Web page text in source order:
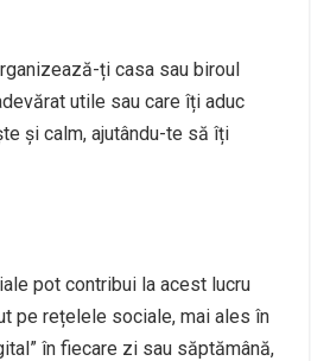
ți casa sau biroul
utile sau care îți aduc
și calm, ajutându-te să îți
pot contribui la acest lucru
pe rețelele sociale, mai ales în
în fiecare zi sau săptămână,